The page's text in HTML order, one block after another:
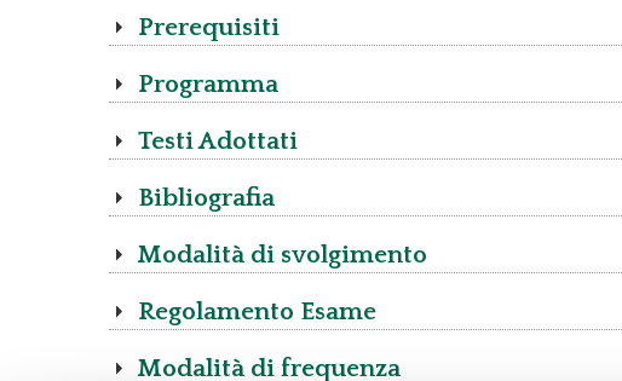
Prerequisiti
Programma
Testi Adottati
Bibliografia
Modalità di svolgimento
Regolamento Esame
Modalità di frequenza